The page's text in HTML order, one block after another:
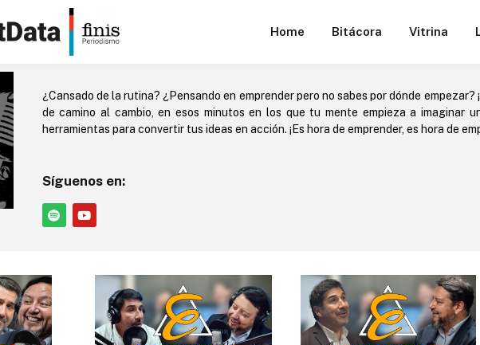
Home Bitácora Vitrina
¿Cansado de la rutina? ¿Pensando en emprender pero no sabes por dónde
de camino al cambio, en esos minutos en los que tu mente empieza a imaginar
herramientas para convertir tus ideas en acción. ¡Es hora de emprender, es hora de
Síguenos en: